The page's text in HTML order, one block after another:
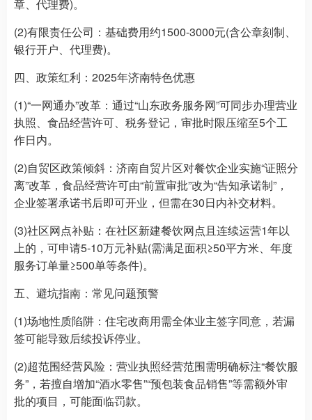
章、代理费)。
(2)有限责任公司：基础费用约1500-3000元(含公章刻制、
银行开户、代理费)。
四、政策红利：2025年济南特色优惠
(1)“一网通办”改革：通过“山东政务服务网”可同步办理营业
执照、食品经营许可、税务登记，审批时限压缩至5个工
作日内。
(2)自贸区政策倾斜：济南自贸片区对餐饮企业实施“证照分
离”改革，食品经营许可由“前置审批”改为“告知承诺制”，
企业签署承诺书后即可开业，但需在30日内补交材料。
(3)社区网点补贴：在社区新建餐饮网点且连续运营1年以
上的，可申请5-10万元补贴(需满足面积≥50平方米、年度
服务订单量≥500单等条件)。
五、避坑指南：常见问题预警
(1)场地性质陷阱：住宅改商用需全体业主签字同意，若漏
签可能导致后续投诉停业。
(2)超范围经营风险：营业执照经营范围需明确标注“餐饮服
务”，若擅自增加“酒水零售”“预包装食品销售”等需额外审
批的项目，可能面临罚款。